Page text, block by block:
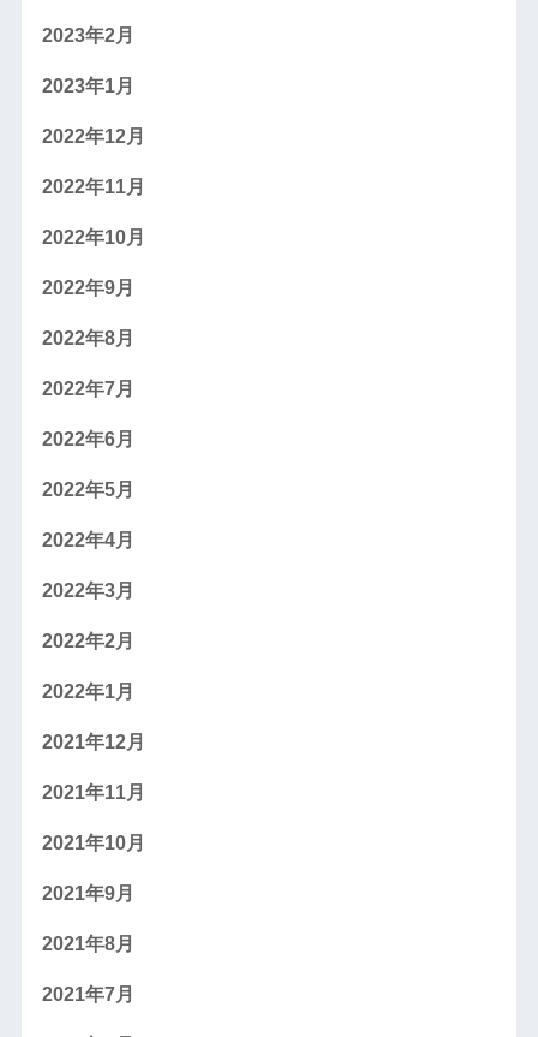
2023年2月
2023年1月
2022年12月
2022年11月
2022年10月
2022年9月
2022年8月
2022年7月
2022年6月
2022年5月
2022年4月
2022年3月
2022年2月
2022年1月
2021年12月
2021年11月
2021年10月
2021年9月
2021年8月
2021年7月